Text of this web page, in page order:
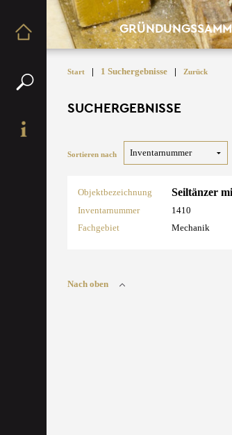
Start | 1 Suchergebnisse | Zurück
SUCHERGEBNISSE
Sortieren nach
Objektbezeichnung Seiltänzer
Inventarnummer
1410
Fachgebiet
Mechanik
Nach oben